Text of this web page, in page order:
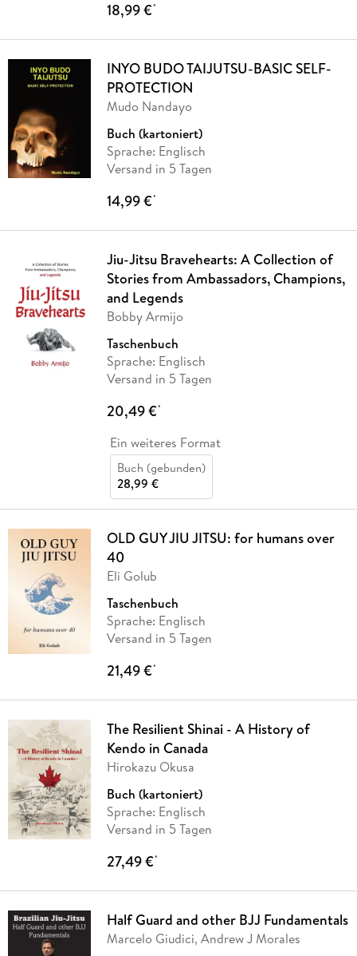
18,99 €*
INYO BUDO TAIJUTSU-BASIC SELF-
PROTECTION
Mudo Nandayo
Buch (kartoniert)
Sprache: Englisch
Versand in 5 Tagen
14,99 €*
Jiu-Jitsu Bravehearts: A Collection of
Stories from Ambassadors, Champions,
and Legends
Bobby Armijo
Taschenbuch
Sprache: Englisch
Versand in 5 Tagen
20,49 €*
Ein weiteres Format
Buch (gebunden)
28,99 €
OLD GUY JIU JITSU: for humans over
40
Eli Golub
Taschenbuch
Sprache: Englisch
Versand in 5 Tagen
21,49 €*
The Resilient Shinai - A History of
Kendo in Canada
Hirokazu Okusa
Buch (kartoniert)
Sprache: Englisch
Versand in 5 Tagen
27,49 €*
Half Guard and other BJJ Fundamentals
Marcelo Giudici, Andrew J Morales